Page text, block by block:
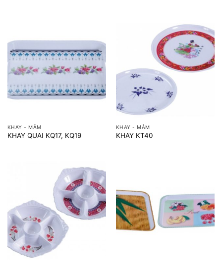
KHAY - MÂM
KHAY QUAI KQ17, KQ19
KHAY - MÂM
KHAY KT40